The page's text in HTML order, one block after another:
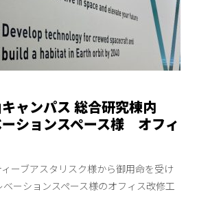
ャンパス 総合研究棟内
ションスペース様 オフィ
ーブアスタリスク様から御用命を受け
ベーションスペース様のオフィス改修工